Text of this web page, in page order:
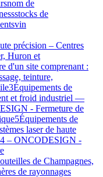
nom de
stocks de
vin
précision – Centres
Huron et
d'un site comprenant :
teinture,
3Équipements de
et froid industriel —
- Fermeture de
5Équipements de
laser de haute
– ONCODESIGN -
de Champagnes,
de rayonnages